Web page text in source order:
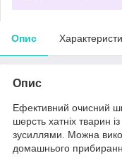
Опис
Опис
Ефективний очисний
шерсть хатніх тварин
зусиллями. Можна
домашнього